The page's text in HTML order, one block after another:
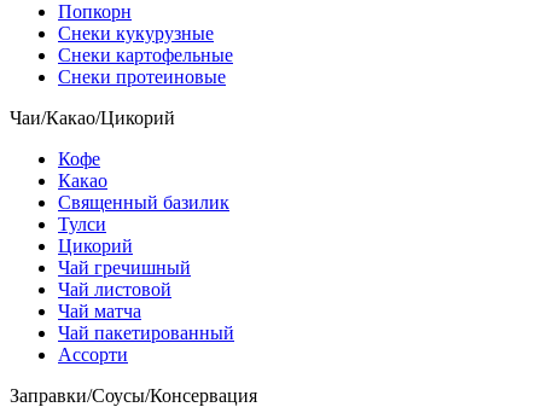
Попкорн
Снеки кукурузные
Снеки картофельные
Снеки протеиновые
Чаи/Какао/Цикорий
Кофе
Какао
Священный базилик
Тулси
Цикорий
Чай гречишный
Чай листовой
Чай матча
Чай пакетированный
Ассорти
Заправки/Соусы/Консервация